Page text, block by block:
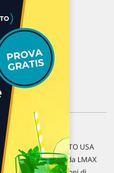
di 15 min. / MERCATO USA
Quotazioni fornite da LMAX